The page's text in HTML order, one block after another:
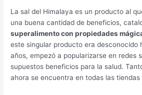
La sal del Himalaya es un producto al
una buena cantidad de beneficios,
superalimento con propiedades
este singular producto era desconocido
años, empezó a popularizarse en redes
supuestos beneficios para la salud.
ahora se encuentra en todas las